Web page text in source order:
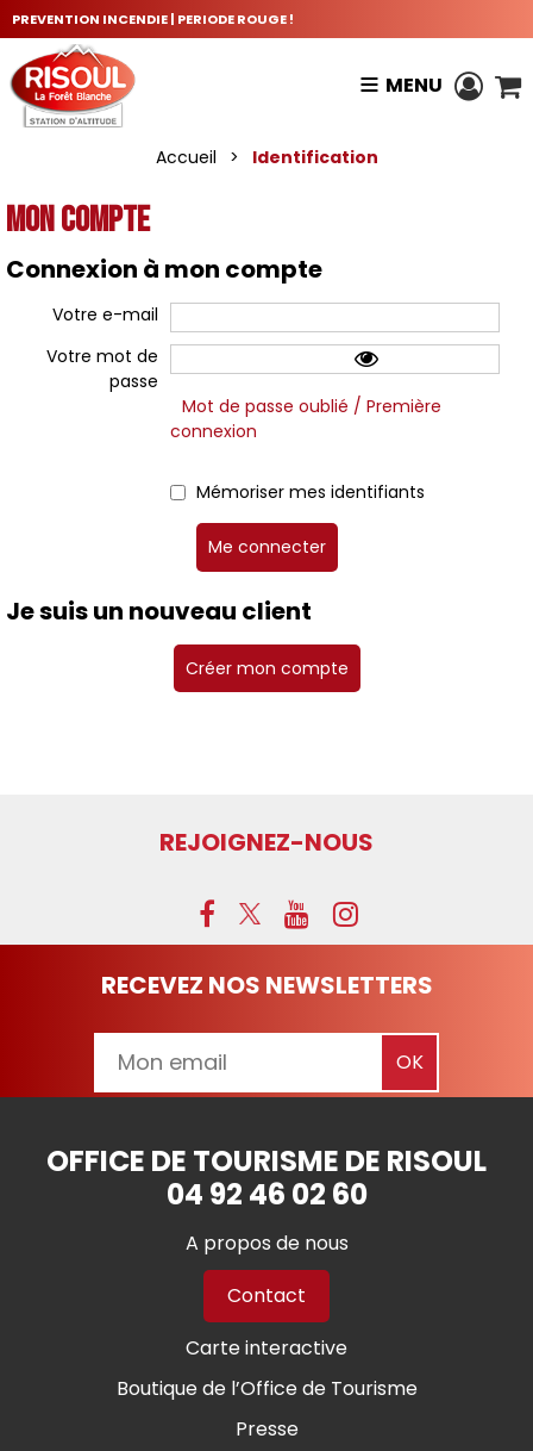
PREVENTION INCENDIE | PERIODE ROUGE !
MENU
Accueil > Identification
Mon compte
Connexion à mon compte
Votre e-mail
Votre mot de
passe
Mot de passe oublié / Première
connexion
Mémoriser mes identifiants
Je suis un nouveau client
Créer mon compte
REJOIGNEZ-NOUS
RECEVEZ NOS NEWSLETTERS
OFFICE DE TOURISME DE RISOUL
04 92 46 02 60
A propos de nous
Contact
Carte interactive
Boutique de l’Office de Tourisme
Presse